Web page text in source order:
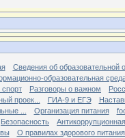
Сведения об образовательной
образовательная
спорт
Разговоры о важном
проек...
ГИА-9 и ЕГЭ
...
Организация питания
Безопасность
О правилах здорового